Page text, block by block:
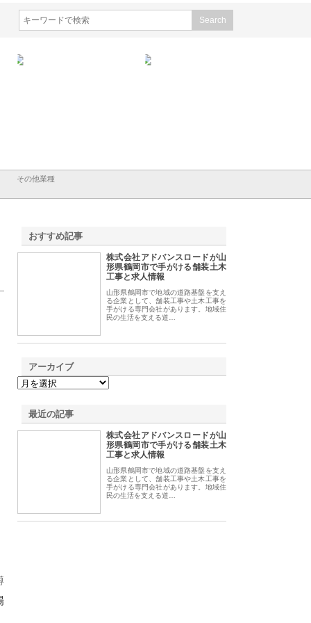
その他業種
おすすめ記事
株式会社アドバンスロードが山
形県鶴岡市で手がける舗装土木
工事と求人情報
山形県鶴岡市で地域の道路基盤を支え
る企業として、舗装工事や土木工事を
手がける専門会社があります。地域住
民の生活を支える道…
アーカイブ
最近の記事
株式会社アドバンスロードが山
形県鶴岡市で手がける舗装土木
工事と求人情報
山形県鶴岡市で地域の道路基盤を支え
る企業として、舗装工事や土木工事を
手がける専門会社があります。地域住
民の生活を支える道…